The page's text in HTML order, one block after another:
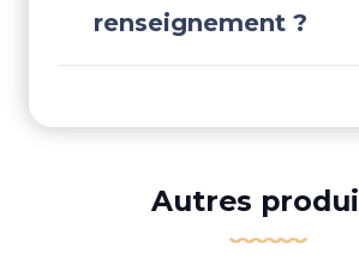
renseignement ?
Autres